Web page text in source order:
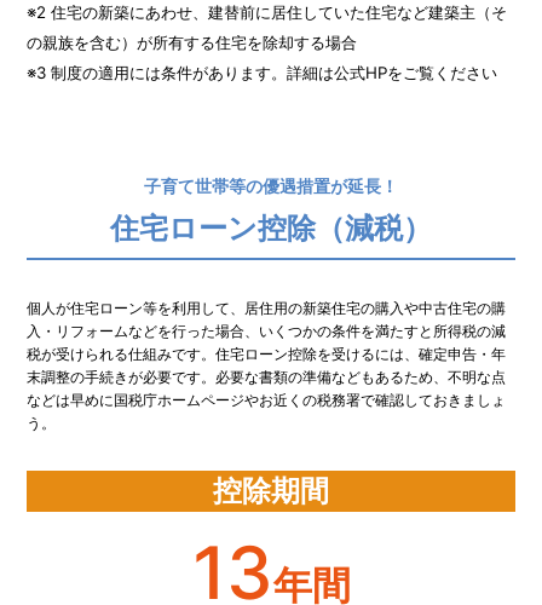
※2 住宅の新築にあわせ、建替前に居住していた住宅など建築主（そ
の親族を含む）が所有する住宅を除却する場合
※3 制度の適用には条件があります。詳細は公式HPをご覧ください
子育て世帯等の優遇措置が延長！
住宅ローン控除（減税）
個人が住宅ローン等を利用して、居住用の新築住宅の購入や中古住宅の購
入・リフォームなどを行った場合、いくつかの条件を満たすと所得税の減
税が受けられる仕組みです。住宅ローン控除を受けるには、確定申告・年
末調整の手続きが必要です。必要な書類の準備などもあるため、不明な点
などは早めに国税庁ホームページやお近くの税務署で確認しておきましょ
う。
控除期間
13年間